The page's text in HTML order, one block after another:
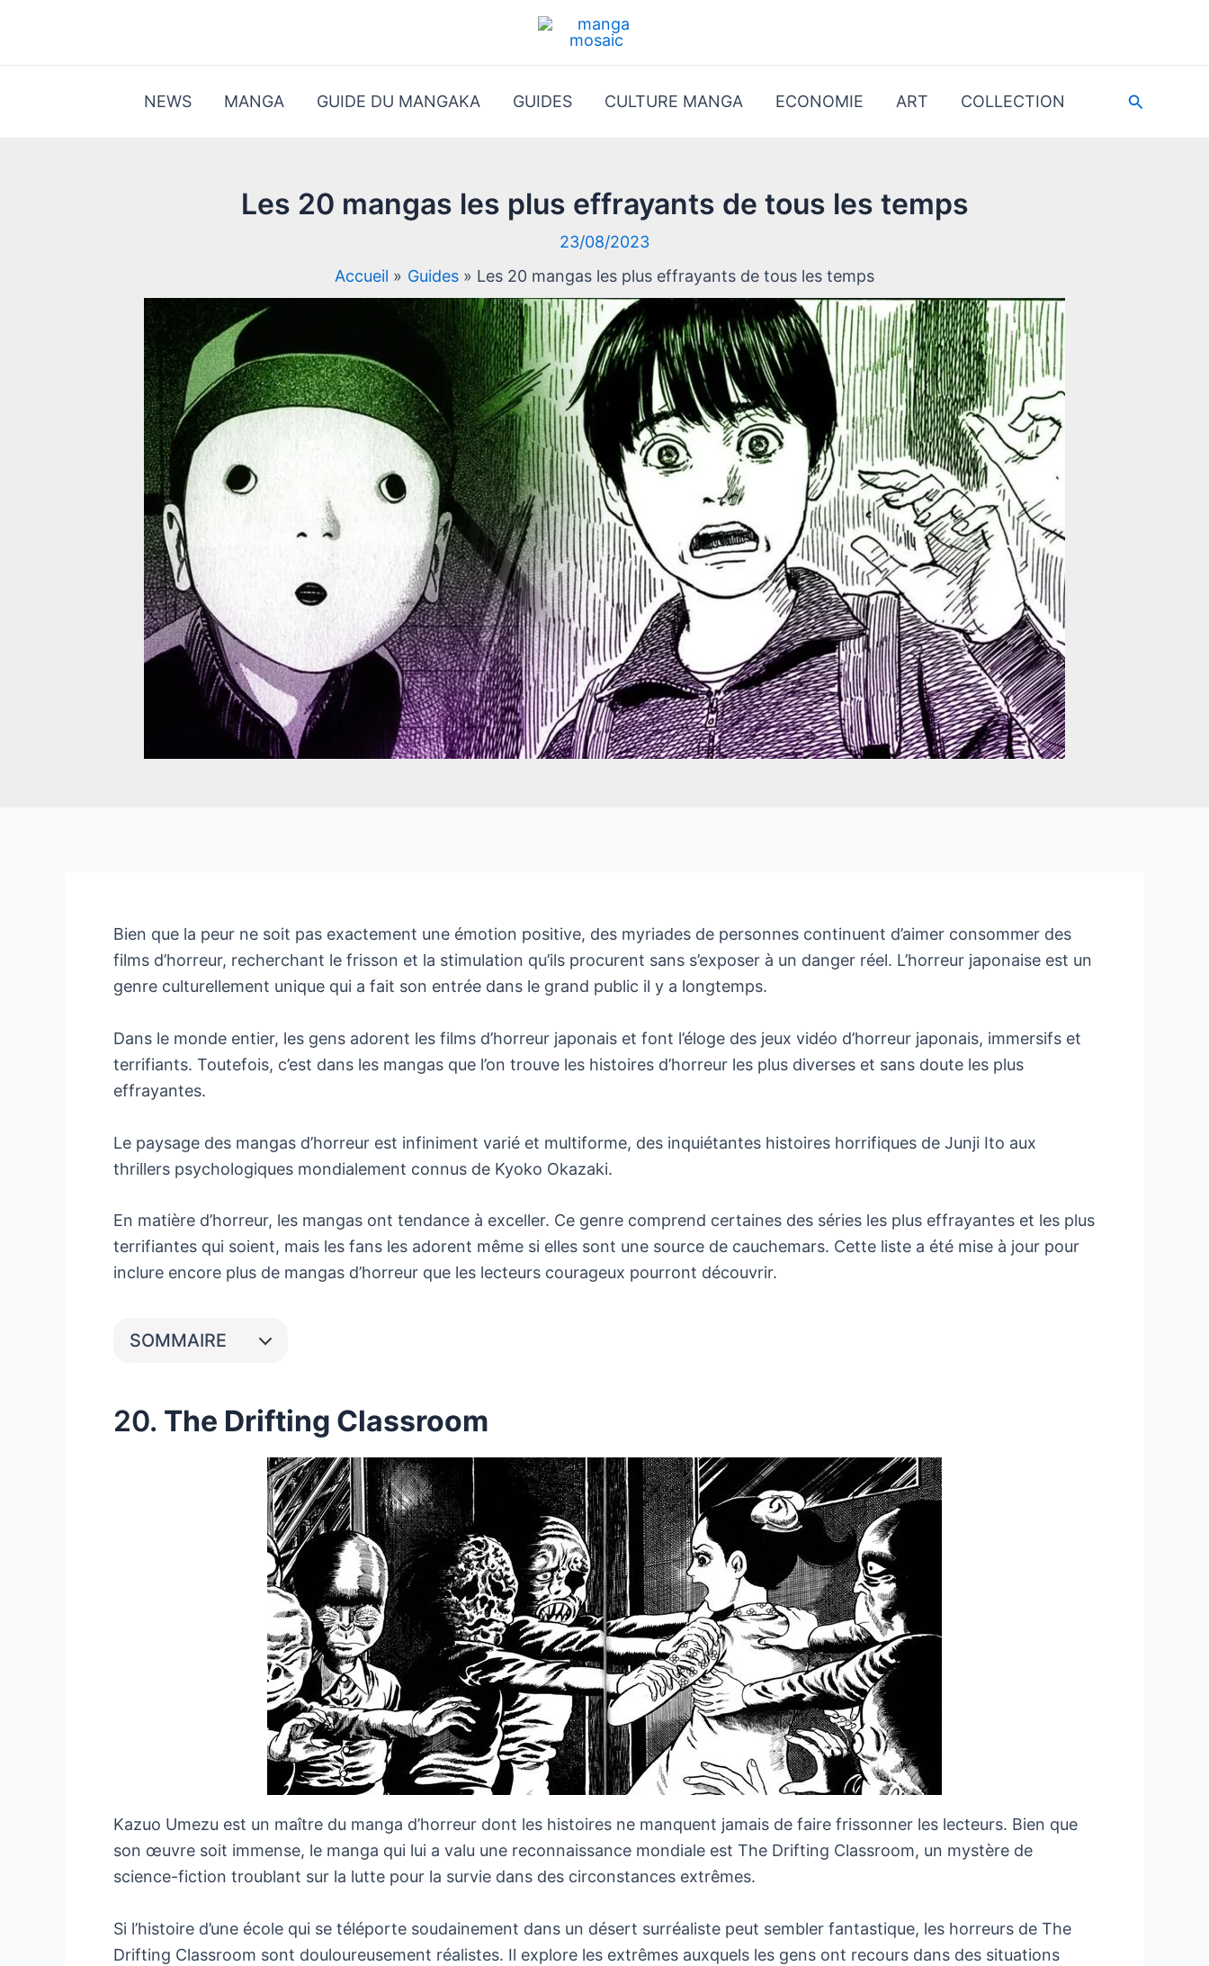
NEWS
MANGA GUIDE DU MANGAKA GUIDES CULTURE MANGA ECONOMIE ART COLLECTION
Les 20 mangas les plus effrayants de tous les temps
23/08/2023
Accueil
Guides Les 20 mangas les plus effrayants de tous les temps
Bien que la peur ne soit pas exactement une émotion positive, des myriades de personnes continuent d’aimer consommer des
films d’horreur, recherchant le frisson et la stimulation qu’ils procurent sans s’exposer à un danger réel. L’horreur japonaise est un
genre culturellement unique qui a fait son entrée dans le grand public il y a longtemps.
Dans le monde entier, les gens adorent les films d’horreur japonais et font l’éloge des jeux vidéo d’horreur japonais, immersifs et
terrifiants. Toutefois, c’est dans les mangas que l’on trouve les histoires d’horreur les plus diverses et sans doute les plus
effrayantes.
Le paysage des mangas d’horreur est infiniment varié et multiforme, des inquiétantes histoires horrifiques de Junji Ito aux
thrillers psychologiques mondialement connus de Kyoko Okazaki.
En matière d’horreur, les mangas ont tendance à exceller. Ce genre comprend certaines des séries les plus effrayantes et les plus
terrifiantes qui soient, mais les fans les adorent même si elles sont une source de cauchemars. Cette liste a été mise à jour pour
inclure encore plus de mangas d’horreur que les lecteurs courageux pourront découvrir.
SOMMAIRE
20. The Drifting Classroom
Kazuo Umezu est un maître du manga d’horreur dont les histoires ne manquent jamais de faire frissonner les lecteurs. Bien que
son œuvre soit immense, le manga qui lui a valu une reconnaissance mondiale est The Drifting Classroom, un mystère de
science-fiction troublant sur la lutte pour la survie dans des circonstances extrêmes.
Si l’histoire d’une école qui se téléporte soudainement dans un désert surréaliste peut sembler fantastique, les horreurs de The
Drifting Classroom sont douloureusement réalistes. Il explore les extrêmes auxquels les gens ont recours dans des situations